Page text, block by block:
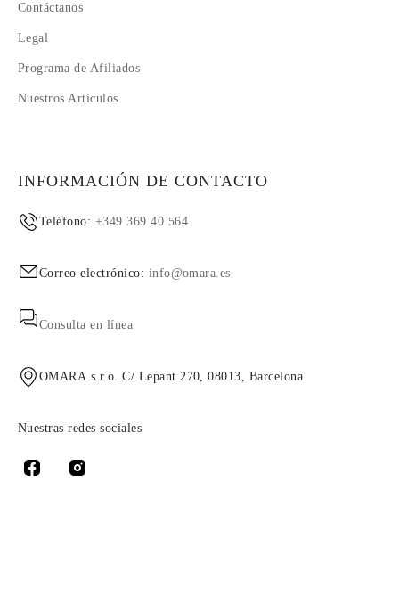
Contáctanos
Legal
Programa de Afiliados
Nuestros Artículos
INFORMACIÓN DE CONTACTO
Teléfono: +349 369 40 564
Correo electrónico: info@omara.es
Consulta en línea
OMARA s.r.o. C/ Lepant 270, 08013, Barcelona
Nuestras redes sociales